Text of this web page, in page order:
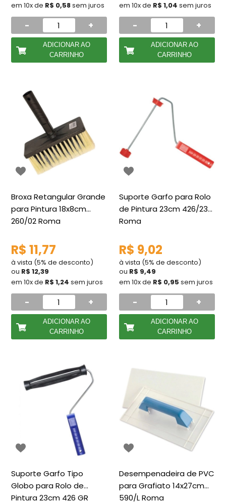
em 10x de R$ 0,58sem juros
- +
ADICIONAR AO
CARRINHO
em 10x de R$ 1,04 sem juros
- +
ADICIONAR AO
CARRINHO
Broxa Retangular Grande
para Pintura 18x8cm
260/02 Roma
R$ 11,77
à vista (5% de desconto)
ou R$ 12,39
em 10x de R$ 1,24 sem juros
- +
ADICIONAR AO
CARRINHO
Suporte Garfo para Rolo
de Pintura 23cm 426/23
Roma
R$ 9,02
à vista (5% de desconto)
ou R$ 9,49
em 10x de R$ 0,95 sem juros
- +
ADICIONAR AO
CARRINHO
Suporte Garfo Tipo
Globo para Rolo de
Pintura 23cm 426 GR
Desempenadeira de PVC
para Grafiato 14x27cm
590/L Roma